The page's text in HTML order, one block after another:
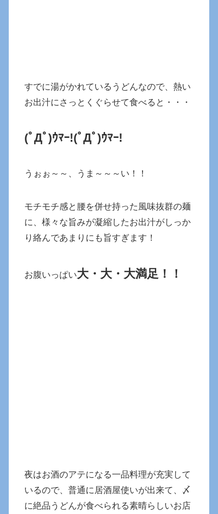
すでに湯がかれているうどんなので、熱い
お出汁にさっとくぐらせて食べると・・・
(ﾟДﾟ)ｳﾏｰ!(ﾟДﾟ)ｳﾏｰ!
うぉぉ～～、うま～～～い！！
モチモチ感と腰を併せ持った風味抜群の麺
に、様々な旨みが凝縮したお出汁がしっか
り絡んであまりにも旨すぎます！
お腹いっぱい大・大・大満足！！
夜はお酒のアテになる一品料理が充実して
いるので、普通に居酒屋使いが出来て、〆
に絶品うどんが食べられる素晴らしいお店